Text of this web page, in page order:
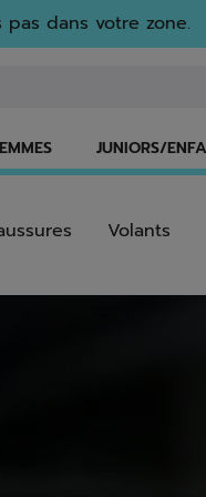
pas dans votre zone.
JUNIORS/
Volants